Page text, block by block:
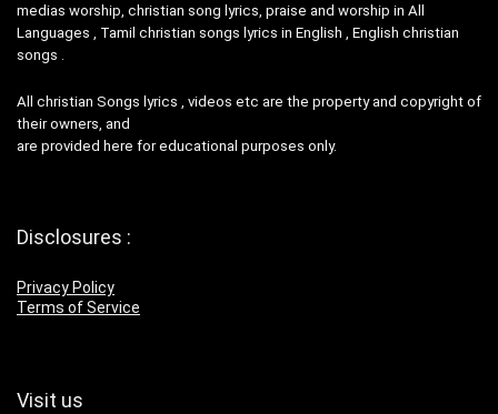
medias worship, christian song lyrics, praise and worship in All
Languages , Tamil christian songs lyrics in English , English christian
songs .
All christian Songs lyrics , videos etc are the property and copyright of
their owners, and
are provided here for educational purposes only.
Disclosures :
Privacy Policy
Terms of Service
Visit us